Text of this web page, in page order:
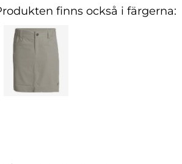
finns också i färgerna: